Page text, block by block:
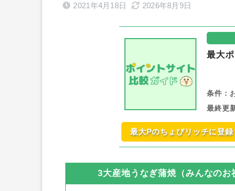
2021年4月18日 2026年8月9日
最大
条件：
最終更
最大Pのちょびリッチに登録